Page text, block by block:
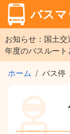
バス
お知らせ：国土
年度のバスルート
ホーム バス停